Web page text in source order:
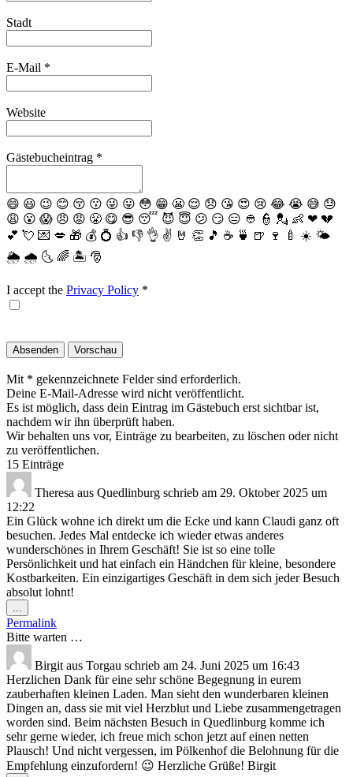
Stadt
E-Mail *
Website
Gästebucheintrag *
😄 😃 😉 😊 😚 😗 😜 😛 😳 😁 😬 😌 😞 😘 😍 😢 😂 😭 😅 😓
😩 😮 😱 😠 😡 😤 😋 😎 😴 😈 😇 😕 😏 😑 👲 👮 💂 👶 ❤ 💔
💕 💘 💌 💋 🎁 💰 💍 👍 👎 👌 ✌️ 🤘 👏 🎵 ☕️ 🍵 🍺 🍷 🍼 ☀️ 🌤
🌦 🌧 🌜 🌈 🏝 🎅
I accept the Privacy Policy *
Mit * gekennzeichnete Felder sind erforderlich.
Deine E-Mail-Adresse wird nicht veröffentlicht.
Es ist möglich, dass dein Eintrag im Gästebuch erst sichtbar ist,
nachdem wir ihn überprüft haben.
Wir behalten uns vor, Einträge zu bearbeiten, zu löschen oder nicht
zu veröffentlichen.
15 Einträge
Theresa aus Quedlinburg schrieb am 29. Oktober 2025 um
12:22
Ein Glück wohne ich direkt um die Ecke und kann Claudi ganz oft
besuchen. Jedes Mal entdecke ich wieder etwas anderes
wunderschönes in Ihrem Geschäft! Sie ist so eine tolle
Persönlichkeit und hat einfach ein Händchen für kleine, besondere
Kostbarkeiten. Ein einzigartiges Geschäft in dem sich jeder Besuch
absolut lohnt!
...
Metabox
ein-/ausblenden.
Permalink
Bitte warten …
Birgit aus Torgau schrieb am 24. Juni 2025 um 16:43
Herzlichen Dank für eine sehr schöne Begegnung in eurem
zauberhaften kleinen Laden. Man sieht den wunderbaren kleinen
Dingen an, dass sie mit viel Herzblut und Liebe zusammengetragen
worden sind. Beim nächsten Besuch in Quedlinburg komme ich
sehr gerne wieder, ich freue mich schon jetzt auf einen netten
Plausch! Und nicht vergessen, im Pölkenhof die Belohnung für die
Empfehlung einzufordern! 😉 Herzliche Grüße! Birgit